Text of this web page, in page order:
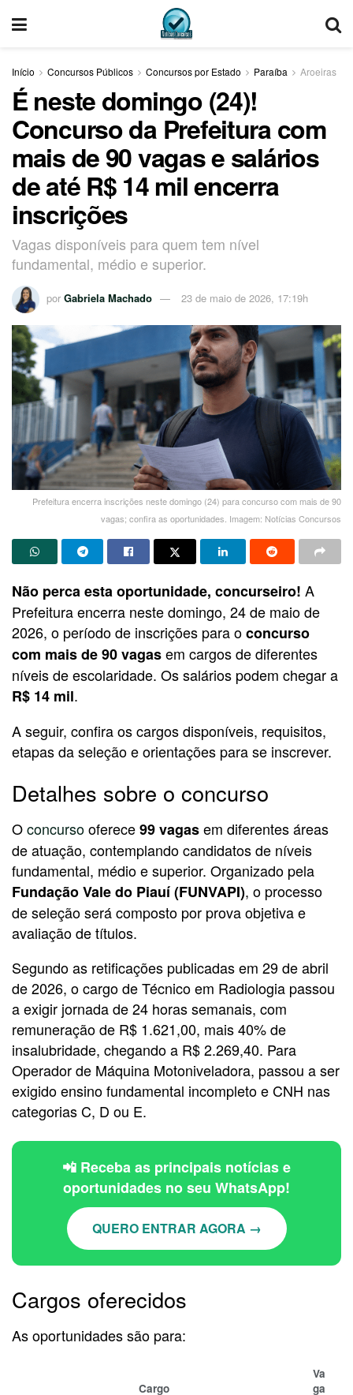
Início Concursos Públicos Concursos por Estado Paraíba Aroeiras
É neste domingo (24)!
Concurso da Prefeitura com
mais de 90 vagas e salários
de até R$ 14 mil encerra
inscrições
Vagas disponíveis para quem tem nível
fundamental, médio e superior.
por Gabriela Machado 23 de maio de 2026, 17:19h
Prefeitura encerra inscrições neste domingo (24) para concurso com mais de 90
vagas; confira as oportunidades. Imagem: Notícias Concursos
Não perca esta oportunidade, concurseiro! A
Prefeitura encerra neste domingo, 24 de maio de
2026, o período de inscrições para oconcurso
com mais de 90 vagasem cargos de diferentes
níveis de escolaridade. Os salários podem chegar a
R$ 14 mil.
A seguir, confira os cargos disponíveis, requisitos,
etapas da seleção e orientações para se inscrever.
Detalhes sobre o concurso
Oconcursooferece99 vagasem diferentes áreas
de atuação, contemplando candidatos de níveis
fundamental, médio e superior. Organizado pela
Fundação Vale do Piauí (FUNVAPI), o processo
de seleção será composto por prova objetiva e
avaliação de títulos.
Segundo as retificações publicadas em 29 de abril
de 2026, o cargo de Técnico em Radiologia passou
a exigir jornada de 24 horas semanais, com
remuneração de R$ 1.621,00, mais 40% de
insalubridade, chegando a R$ 2.269,40. Para
Operador de Máquina Motoniveladora, passou a ser
exigido ensino fundamental incompleto e CNH nas
categorias C, D ou E.
📲 Receba as principais notícias e
oportunidades no seu WhatsApp!
QUERO ENTRAR AGORA →
Cargos oferecidos
As oportunidades são para:
Cargo
Va
ga